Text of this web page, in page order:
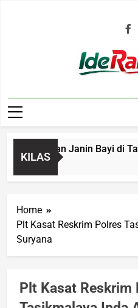
KILAS
Penemuan Janin Bayi di
Home
Plt Kasat Reskrim Polres
Suryana
Plt Kasat Reskrim